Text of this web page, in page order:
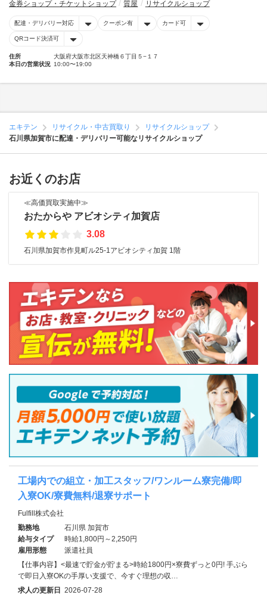
金券ショップ・チケットショップ 質屋 リサイクルショップ
配達・デリバリー対応 クーポン有 カード可
QRコード決済可
住所
大阪府大阪市北区天神橋６丁目５−１７
本日の営業状況 10:00〜19:00
エキテン リサイクル・中古買取り
リサイクルショップ
石川県加賀市に配達・デリバリー可能なリサイクルショップ
お近くのお店
≪高価買取実施中≫
おたからや アビオシティ加賀店
3.08
石川県加賀市作見町ル25-1アビオシティ加賀 1階
工場内での組立・加工スタッフ/ワンルーム寮完備/即
入寮OK/寮費無料/退寮サポート
Fulfill株式会社
勤務地
石川県 加賀市
給与タイプ
時給1,800円～2,250円
雇用形態
派遣社員
【仕事内容】<最速で貯金が貯まる>時給1800円×寮費ずっと0円! 手ぶら
で即日入寮OKの手厚い支援で、今すぐ理想の収…
求人の更新日 2026-07-28